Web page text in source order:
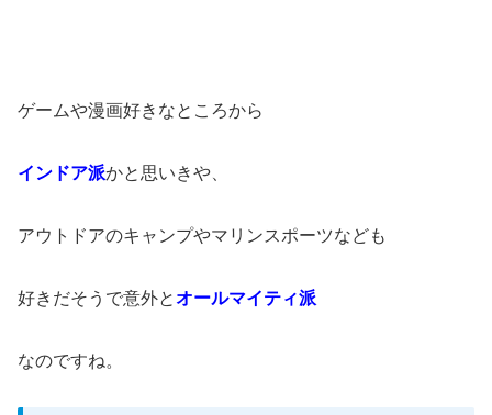
ゲームや漫画好きなところから
インドア派かと思いきや、
アウトドアのキャンプやマリンスポーツなども
好きだそうで意外とオールマイティ派
なのですね。